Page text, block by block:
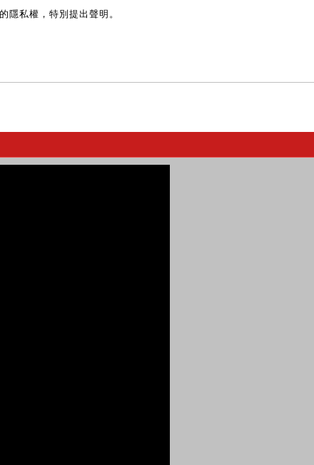
隱私權，特別提出聲明。